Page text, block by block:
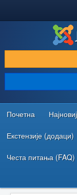
ПРЕУЗИМАЊЕ И
ОТКРИЈТЕ И НАУЧИТЕ
ЗАЈЕДНИЦА И
РЕСУРСИ ЗА РАЗВОЈ
Почетна
Екстензије (додаци)
Честа питања (FAQ)